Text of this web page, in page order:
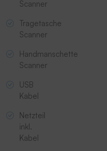
Scanner
Tragetasche
Scanner
Handmanschette
Scanner
USB
Kabel
Netzteil
inkl.
Kabel